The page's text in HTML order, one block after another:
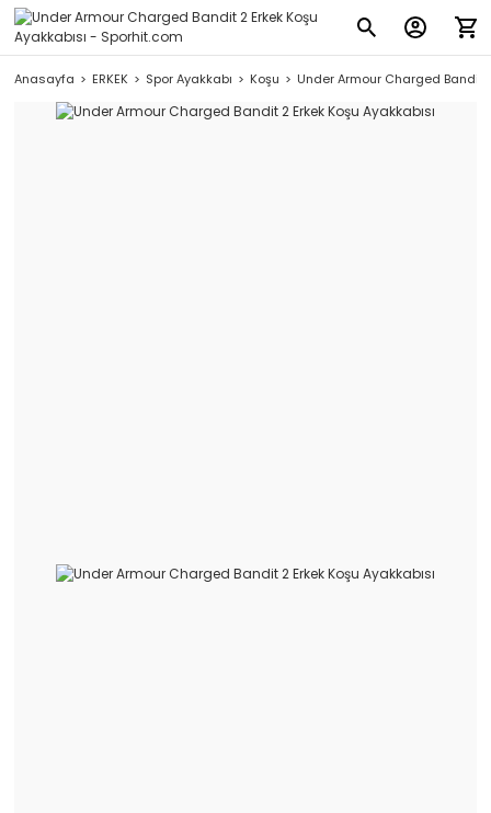
Anasayfa ERKEK Spor Ayakkabı Koşu Under Armour Charged Bandit